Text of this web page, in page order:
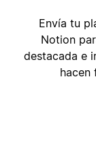
Envía tu
Notion
destacada e
hacen